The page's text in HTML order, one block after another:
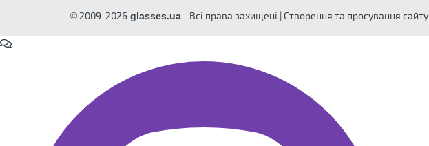
© 2009-2026 glasses.ua - Всі права захищені | Створення та просування сайту